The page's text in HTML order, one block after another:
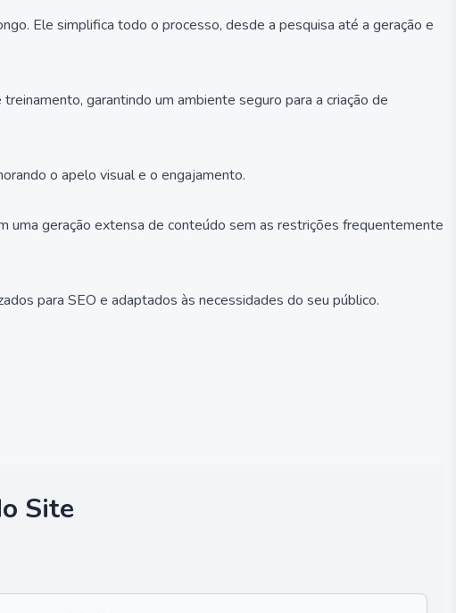
Ele simplifica todo o processo, desde a pesquisa até a geração e
garantindo um ambiente seguro para a criação de
o apelo visual e o engajamento.
uma geração extensa de conteúdo sem as restrições frequentemente
para SEO e adaptados às necessidades do seu público.
Site